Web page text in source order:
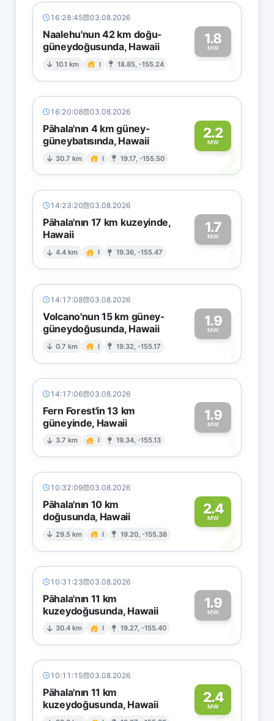
16:28:45 03.08.2026
Naalehu'nun 42 km doğu-
güneydoğusunda, Hawaii
10.1 km I 18.85, -155.24
1.8
MW1
16:20:08 03.08.2026
Pāhala'nın 4 km güney-
güneybatısında, Hawaii
30.7 km I 19.17, -155.50
2.2
MW2
14:23:20 03.08.2026
Pāhala'nın 17 km kuzeyinde,
Hawaii
4.4 km I 19.36, -155.47
1.7
MW1
14:17:08 03.08.2026
Volcano'nun 15 km güney-
güneydoğusunda, Hawaii
0.7 km I 19.32, -155.17
1.9
MW1
14:17:06 03.08.2026
Fern Forest'in 13 km
güneyinde, Hawaii
3.7 km I 19.34, -155.13
1.9
MW1
10:32:09 03.08.2026
Pāhala'nın 10 km
doğusunda, Hawaii
29.5 km I 19.20, -155.38
2.4
MW
2
10:31:23 03.08.2026
Pāhala'nın 11 km
kuzeydoğusunda, Hawaii
30.4 km I 19.27, -155.40
1.9
MW1
10:11:15 03.08.2026
Pāhala'nın 11 km
kuzeydoğusunda, Hawaii
2.4
MW